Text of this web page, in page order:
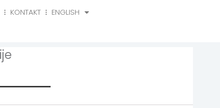
KONTAKT
ENGLISH